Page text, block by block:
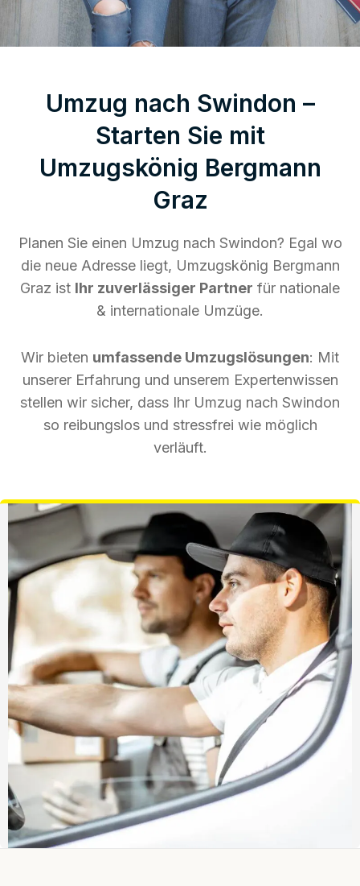
Umzug nach Swindon –
Starten Sie mit
Umzugskönig Bergmann
Graz
Planen Sie einen Umzug nach Swindon? Egal wo
die neue Adresse liegt, Umzugskönig Bergmann
Graz ist Ihr zuverlässiger Partner für nationale
& internationale Umzüge.
Wir bieten umfassende Umzugslösungen: Mit
unserer Erfahrung und unserem Expertenwissen
stellen wir sicher, dass Ihr Umzug nach Swindon
so reibungslos und stressfrei wie möglich
verläuft.